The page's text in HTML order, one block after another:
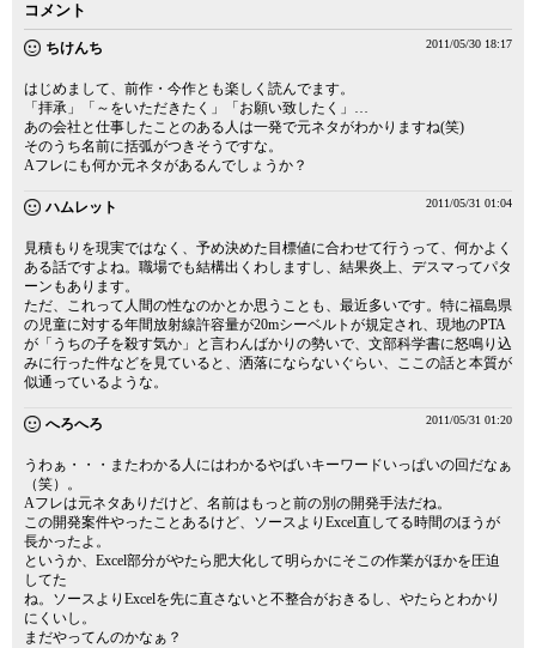
コメント
ちけんち 2011/05/30 18:17
はじめまして、前作・今作とも楽しく読んでます。
「拝承」「～をいただきたく」「お願い致したく」…
あの会社と仕事したことのある人は一発で元ネタがわかりますね(笑)
そのうち名前に括弧がつきそうですな。
Aフレにも何か元ネタがあるんでしょうか？
ハムレット 2011/05/31 01:04
見積もりを現実ではなく、予め決めた目標値に合わせて行うって、何かよく
ある話ですよね。職場でも結構出くわしますし、結果炎上、デスマってパタ
ーンもあります。
ただ、これって人間の性なのかとか思うことも、最近多いです。特に福島県
の児童に対する年間放射線許容量が20mシーベルトが規定され、現地のPTA
が「うちの子を殺す気か」と言わんばかりの勢いで、文部科学書に怒鳴り込
みに行った件などを見ていると、洒落にならないぐらい、ここの話と本質が
似通っているような。
へろへろ 2011/05/31 01:20
うわぁ・・・またわかる人にはわかるやばいキーワードいっぱいの回だなぁ
（笑）。
Aフレは元ネタありだけど、名前はもっと前の別の開発手法だね。
この開発案件やったことあるけど、ソースよりExcel直してる時間のほうが
長かったよ。
というか、Excel部分がやたら肥大化して明らかにそこの作業がほかを圧迫
してた
ね。ソースよりExcelを先に直さないと不整合がおきるし、やたらとわかり
にくいし。
まだやってんのかなぁ？